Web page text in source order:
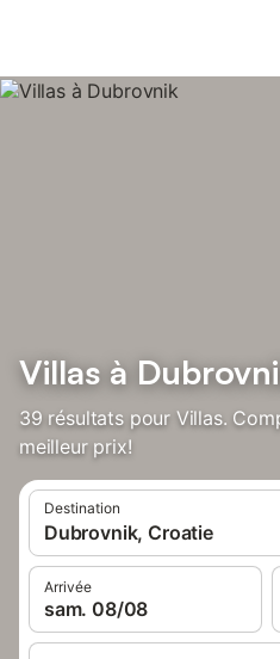
Villas à
39 résultats pour Villas.
meilleur prix!
Destination
Dubrovnik, Croatie
Arrivée
sam. 08/08